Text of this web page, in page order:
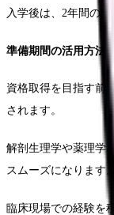
入学後は、2年間の
準備期間の活用方法
資格取得を目指す前
されます。
解剖生理学や薬理学
スムーズになります。
臨床現場での経験を